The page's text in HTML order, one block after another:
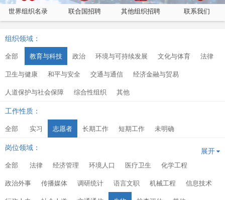
世界组织名录 联合国招聘 其他组织招聘 联系我们
组织领域：
全部 教育与科技 政治 环境与可持续发展 文化与体育
法律
卫生与健康
和平与安全 交通与通信
经济金融与贸易
人道保护与社会保障
综合性组织 其他
工作性质：
全部 实习 志愿者 长期工作 短期工作 未明确
岗位领域：
全部 法律 经济管理 环境人口 医疗卫生
化学工程
政治外事
传播媒体 调研统计 语言文职 机械工程
信息技术
展开